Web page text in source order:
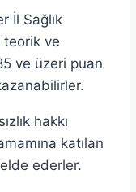
İl Sağlık
teorik ve
ve üzeri puan
hakkı
katılan
ederler.